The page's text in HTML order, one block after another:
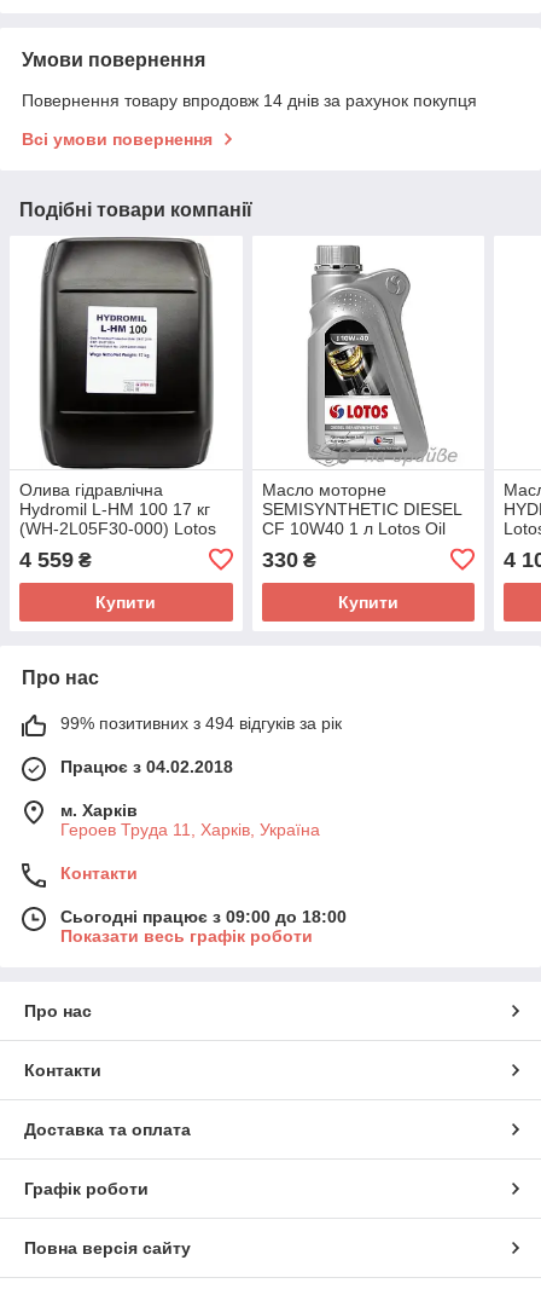
Умови повернення
Повернення товару впродовж 14 днів за рахунок покупця
Всі умови повернення
Подібні товари компанії
Олива гідравлічна
Hydromil L-HM 100 17 кг
(WH-2L05F30-000) Lotos
4 559 ₴
Купити
Масло моторне
SEMISYNTHETIC DIESEL
CF 10W40 1 л Lotos Oil
330₴
Купити
4
Про нас
99% позитивних з 494 відгуків за рік
Працює з 04.02.2018
м. Харків
Героев Труда 11, Харків, Україна
Контакти
Сьогодні працює з 09:00 до 18:00
Показати весь графік роботи
Про нас
Контакти
Доставка та оплата
Графік роботи
Повна версія сайту